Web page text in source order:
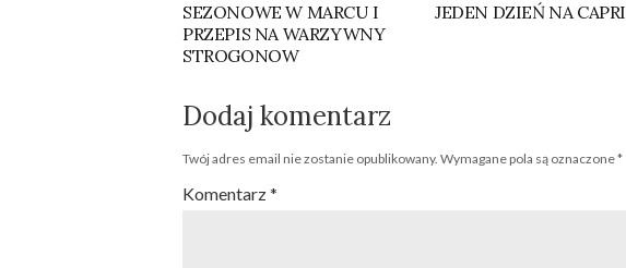
SEZONOWE W MARCU I
PRZEPIS NA WARZYWNY
STROGONOW
JEDEN DZIEŃ NA CAPRI
Dodaj komentarz
Twój adres email nie zostanie opublikowany. Wymagane pola są oznaczone*
Komentarz*